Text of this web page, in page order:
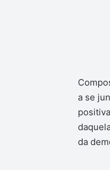
a se
da